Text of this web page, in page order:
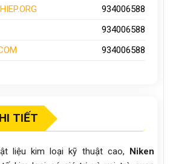
934006588
934006588
934006588
TIẾT
liệu kim loại kỹ thuật cao, Niken